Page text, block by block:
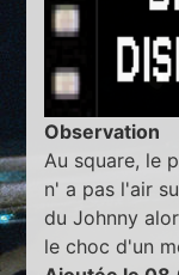
Observation
Au square, le
n' a pas l'air
du Johnny
le choc d'un